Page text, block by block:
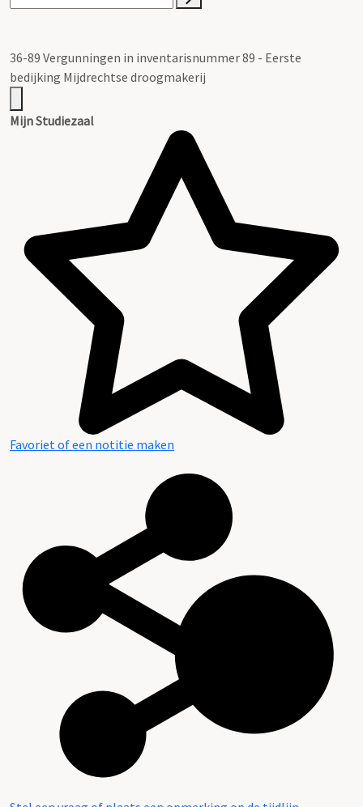
36-89 Vergunningen in inventarisnummer 89 - Eerste
bedijking Mijdrechtse droogmakerij
Mijn Studiezaal
Favoriet of een notitie maken